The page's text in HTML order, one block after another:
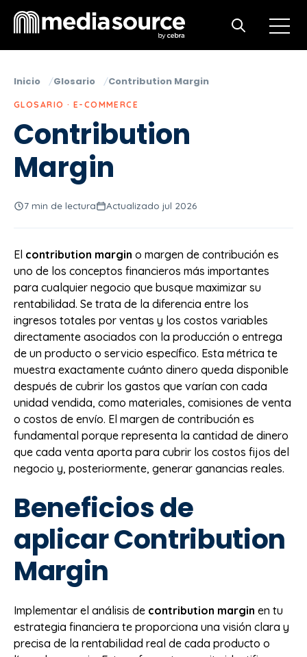
Open
Open search
Inicio Glosario Contribution Margin
GLOSARIO · E-COMMERCE
Contribution
Margin
7 min de lectura Actualizado jul 2026
El contribution margin o margen de contribución es
uno de los conceptos financieros más importantes
para cualquier negocio que busque maximizar su
rentabilidad. Se trata de la diferencia entre los
ingresos totales por ventas y los costos variables
directamente asociados con la producción o entrega
de un producto o servicio específico. Esta métrica te
muestra exactamente cuánto dinero queda disponible
después de cubrir los gastos que varían con cada
unidad vendida, como materiales, comisiones de venta
o costos de envío. El margen de contribución es
fundamental porque representa la cantidad de dinero
que cada venta aporta para cubrir los costos fijos del
negocio y, posteriormente, generar ganancias reales.
Beneficios de
aplicar Contribution
Margin
Implementar el análisis de contribution margin en tu
estrategia financiera te proporciona una visión clara y
precisa de la rentabilidad real de cada producto o